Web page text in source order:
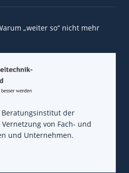
„weiter so“ nicht mehr
Beratungsinstitut der
von Fach- und
und Unternehmen.